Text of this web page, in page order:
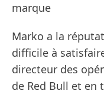
marque
Marko a la
difficile à
directeur des
de Red Bull et en